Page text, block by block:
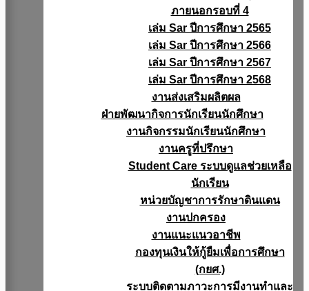
ภายนอกรอบที่ 4
เล่ม Sar ปีการศึกษา 2565
เล่ม Sar ปีการศึกษา 2566
เล่ม Sar ปีการศึกษา 2567
เล่ม Sar ปีการศึกษา 2568
งานส่งเสริมผลิตผล
ฝ่ายพัฒนากิจการนักเรียนนักศึกษา
งานกิจกรรมนักเรียนนักศึกษา
งานครูที่ปรึกษา
Student Care ระบบดูแลช่วยเหลือ
นักเรียน
หน่วยบัญชาการรักษาดินแดน
งานปกครอง
งานแนะแนวอาชีพ
กองทุนเงินให้กู้ยืมเพื่อการศึกษา
(กยศ.)
ระบบติดตามภาวะการมีงานทำและ